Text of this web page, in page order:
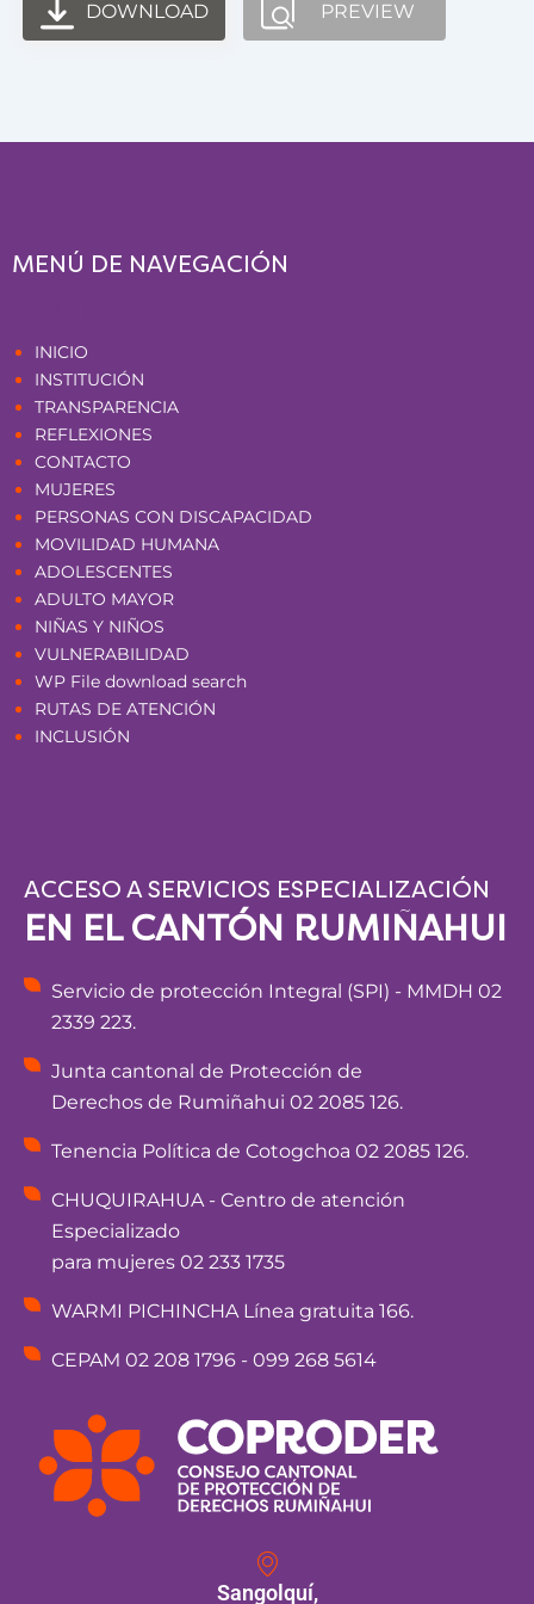
DOWNLOAD PREVIEW
MENÚ DE NAVEGACIÓN
INICIO
INSTITUCIÓN
TRANSPARENCIA
REFLEXIONES
CONTACTO
MUJERES
PERSONAS CON DISCAPACIDAD
MOVILIDAD HUMANA
ADOLESCENTES
ADULTO MAYOR
NIÑAS Y NIÑOS
VULNERABILIDAD
WP File download search
RUTAS DE ATENCIÓN
INCLUSIÓN
ACCESO A SERVICIOS ESPECIALIZACIÓN
EN EL CANTÓN RUMIÑAHUI
Servicio de protección Integral (SPI) - MMDH 02
2339 223.
Junta cantonal de Protección de
Derechos de Rumiñahui 02 2085 126.
Tenencia Política de Cotogchoa 02 2085 126.
CHUQUIRAHUA - Centro de atención
Especializado
para mujeres 02 233 1735
WARMI PICHINCHA Línea gratuita 166.
CEPAM 02 208 1796 - 099 268 5614
Sangolquí,